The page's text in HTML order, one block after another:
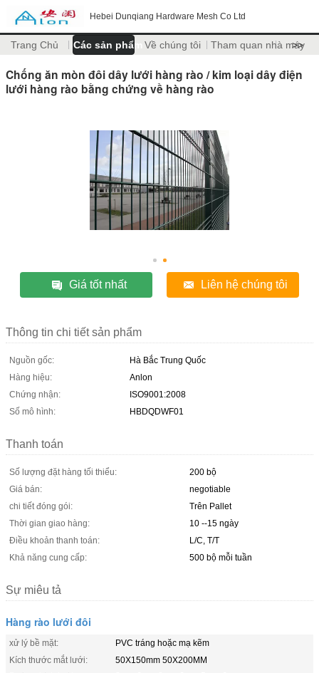
Hebei Dunqiang Hardware Mesh Co Ltd
Trang Chủ Các sản phẩm Về chúng tôi Tham quan nhà máy
>>
Chống ăn mòn đôi dây lưới hàng rào / kim loại dây điện
lưới hàng rào bằng chứng về hàng rào
Giá tốt nhất Liên hệ chúng tôi
Thông tin chi tiết sản phẩm
Nguồn gốc:
Hà Bắc Trung Quốc
Hàng hiệu:
Anlon
Chứng nhận:
ISO9001:2008
Số mô hình:
HBDQDWF01
Thanh toán
Số lượng đặt hàng tối thiểu:
200 bộ
Giá bán:
negotiable
chi tiết đóng gói:
Trên Pallet
Thời gian giao hàng:
10 --15 ngày
Điều khoản thanh toán:
L/C, T/T
Khả năng cung cấp:
500 bộ mỗi tuần
Sự miêu tả
Hàng rào lưới đôi
xử lý bề mặt:
PVC tráng hoặc mạ kẽm
Kích thước mắt lưới:
50X150mm 50X200MM